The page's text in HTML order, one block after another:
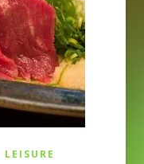
LEISURE